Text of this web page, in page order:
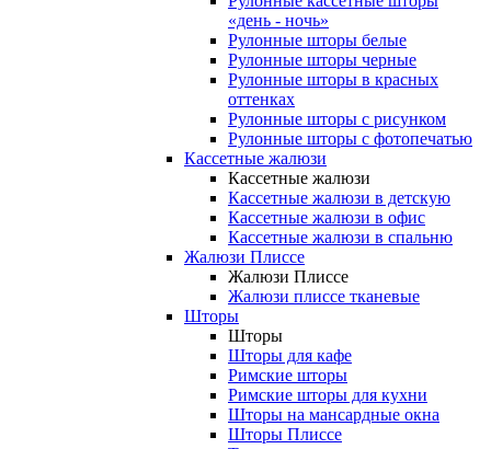
«день - ночь»
Рулонные шторы белые
Рулонные шторы черные
Рулонные шторы в красных
оттенках
Рулонные шторы с рисунком
Рулонные шторы с фотопечатью
Кассетные жалюзи
Кассетные жалюзи
Кассетные жалюзи в детскую
Кассетные жалюзи в офис
Кассетные жалюзи в спальню
Жалюзи Плиссе
Жалюзи Плиссе
Жалюзи плиссе тканевые
Шторы
Шторы
Шторы для кафе
Римские шторы
Римские шторы для кухни
Шторы на мансардные окна
Шторы Плиссе